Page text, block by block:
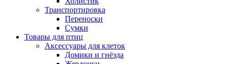
Транспортировка
Переноски
Сумки
Товары для птиц
Аксессуары для клеток
Домики и гнёзда